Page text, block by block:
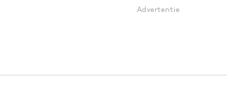
Advertentie